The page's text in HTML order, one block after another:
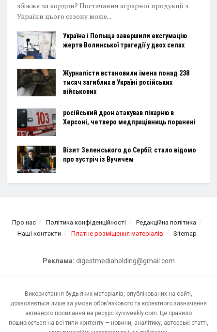
збіжжя за кордон? Постачання аграрної продукції з
України цього сезону може...
Україна і Польща завершили ексгумацію
жертв Волинської трагедії у двох селах
Журналісти встановили імена понад 238
тисяч загиблих в Україні російських
військових
російський дрон атакував лікарню в
Херсоні, четверо медпрацівниць поранені
Візит Зеленського до Сербії: стало відомо
про зустріч із Вучичем
Про нас Політика конфіденційності
Редакційна політика
Наші контакти
Платне розміщення матеріалів Sitemap
Реклама: digestmediaholding@gmail.com
Використання будь-яких матеріалів, опублікованих на сайті,
дозволяється лише за умови обов’язкового та коректного зазначення
активного посилання на ресурс kyivweekly.com. Це правило
поширюється на всі типи контенту — новини, аналітику, авторські статті,